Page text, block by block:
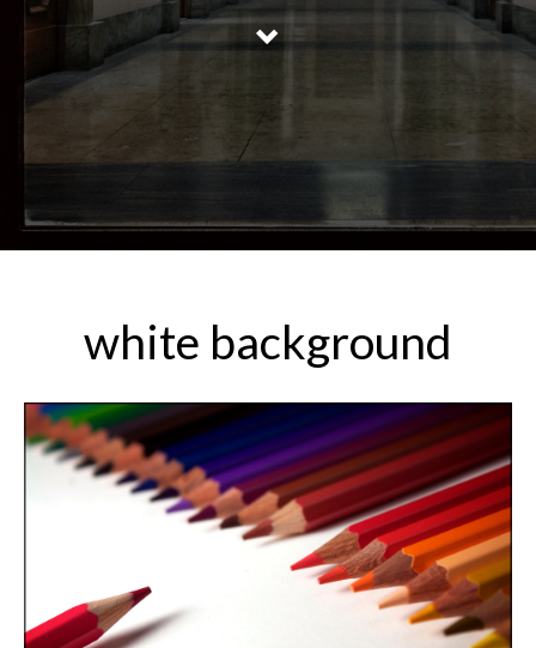
white background